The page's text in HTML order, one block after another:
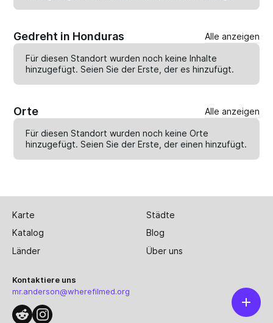
Gedreht in Honduras Alle anzeigen
Für diesen Standort wurden noch keine Inhalte
hinzugefügt. Seien Sie der Erste, der eshinzufügt.
Orte Alle anzeigen
Für diesen Standort wurden noch keine Orte
hinzugefügt. Seien Sie der Erste, der einenhinzufügt.
Karte
Städte
Katalog
Blog
Länder
Über uns
Kontaktiere uns
mr.anderson@wherefilmed.org